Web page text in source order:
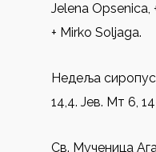
Jelena Opsenica,
+ Mirko Soljaga.
Недеља
14,4. Јев. Мт 6,
Св. Мученица